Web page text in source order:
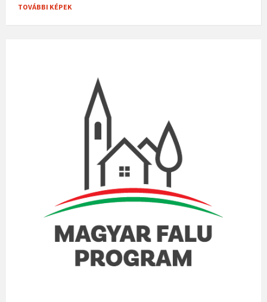
TOVÁBBI KÉPEK